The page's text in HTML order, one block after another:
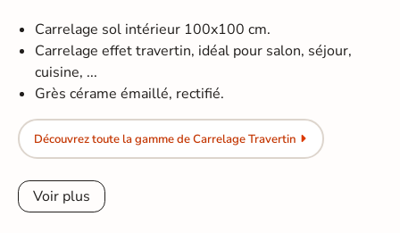
Carrelage sol intérieur 100x100 cm.
Carrelage effet travertin, idéal pour salon, séjour,
cuisine, ...
Grès cérame émaillé, rectifié.
Découvrez toute la gamme de Carrelage Travertin
Voir plus